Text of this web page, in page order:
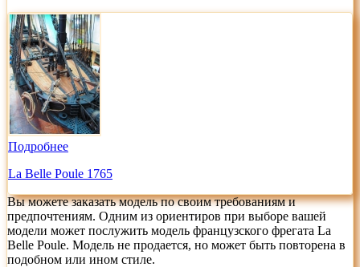
Подробнее
La Belle Poule 1765
Вы можете заказать модель по своим требованиям и
предпочтениям. Одним из ориентиров при выборе вашей
модели может послужить модель французского фрегата La
Belle Poule. Модель не продается, но может быть повторена в
подобном или ином стиле.